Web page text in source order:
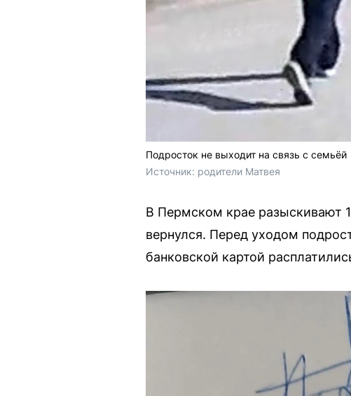
Подросток не выходит на связь с семьёй
Источник: родители Матвея
В Пермском крае разыскивают
вернулся. Перед уходом
банковской картой